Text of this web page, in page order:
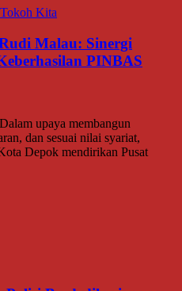
Tokoh Kita
Malau: Sinergi
PINBAS
upaya membangun
dan sesuai nilai syariat,
Depok mendirikan Pusat